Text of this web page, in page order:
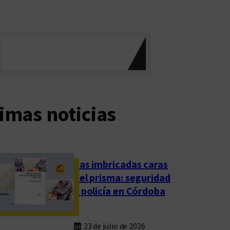
noticias
Las imbricadas caras
del prisma: seguridad
y policía en Córdoba
23 de julio de 2026